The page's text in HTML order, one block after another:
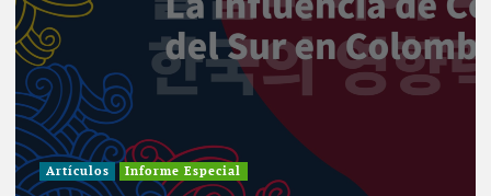
Artículos Informe Especial